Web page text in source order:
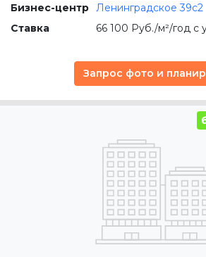
Бизнес-центр
Ленинградское 39с2
Ставка
66 100 Руб./м²/год с
Запрос фото и